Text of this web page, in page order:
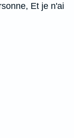
Et je n'ai